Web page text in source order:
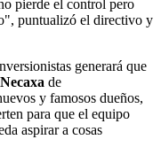
pierde el control pero
puntualizó el directivo y
generará que
Necaxa de
y famosos dueños,
para que el equipo
aspirar a cosas